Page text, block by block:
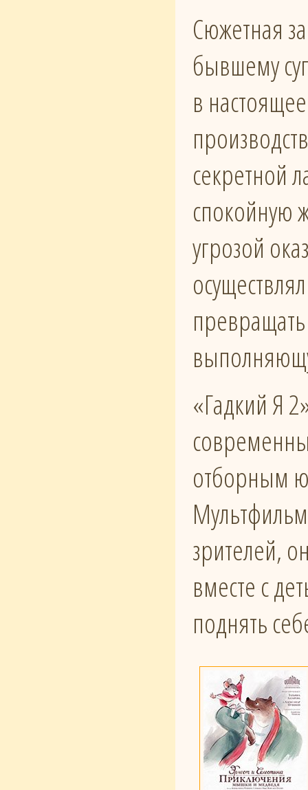
Сюжетная
бывшему
в
секретной
спокойную
угрозой
«Гадкий Я
отборным
зрителей,
вместе с
поднять